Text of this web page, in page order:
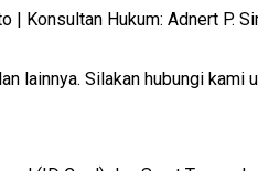
Konsultan Hukum: Adnert P.
lainnya. Silakan hubungi kami